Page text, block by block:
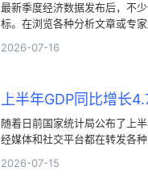
最新季度经济数据发布后，不
标。在浏览各种分析文章或专
看错行、打错字。其实，通过
2026-07-16
随着日前国家统计局公布了上
经媒体和社交平台都在转发各
源源不断，但是想要把里面密
2026-07-15